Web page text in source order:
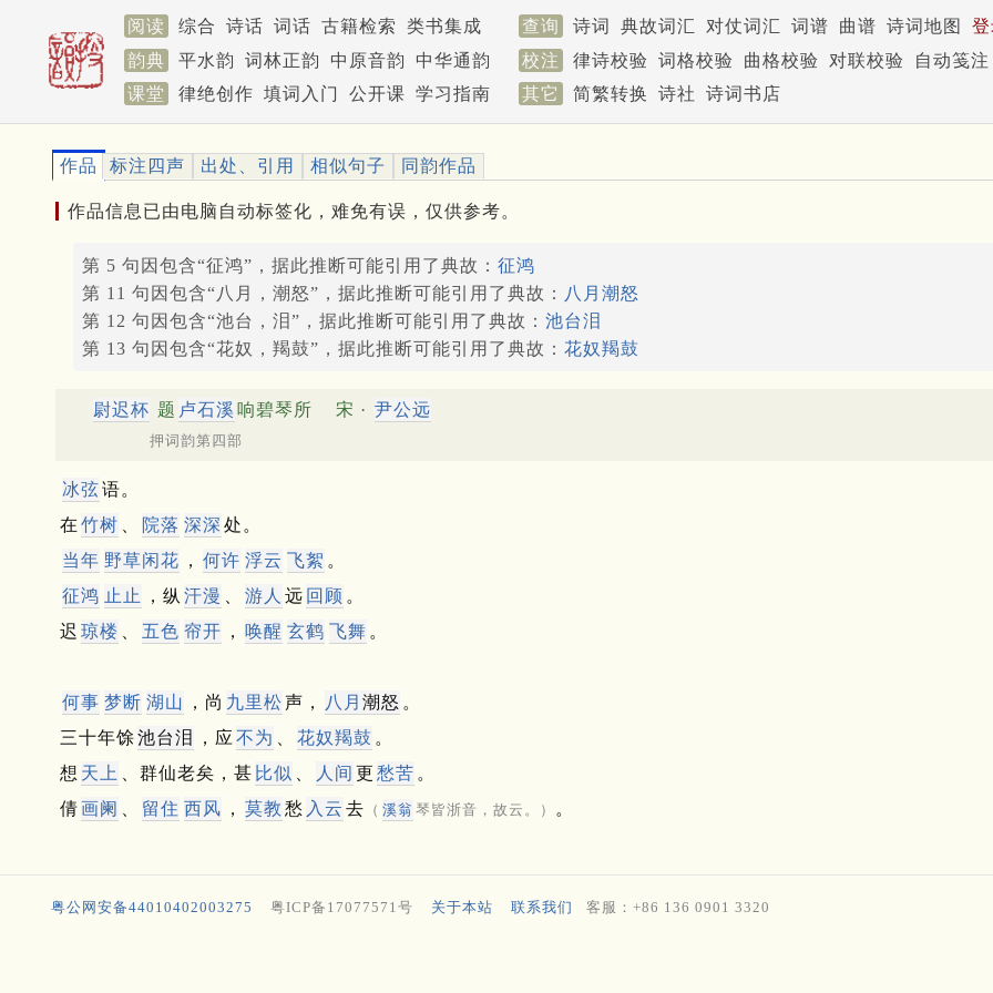
阅读 综合 诗话 词话 古籍检索 类书集成 查询 诗词 典故词汇 对仗词汇 词谱 曲谱 诗词地图
韵典
平水韵 词林正韵 中原音韵 中华通韵 校注 律诗校验 词格校验 曲格校验 对联校验
自动笺注
课堂
律绝创作 填词入门 公开课 学习指南 其它 简繁转换 诗社 诗词书店
作品 标注四声 出处、引用 相似句子 同韵作品
作品信息已由电脑自动标签化，难免有误，仅供参考。
第 5 句因包含“征鸿”，据此推断可能引用了典故： 征鸿
第 11 句因包含“八月，潮怒”，据此推断可能引用了典故： 八月潮怒
第 12 句因包含“池台，泪”，据此推断可能引用了典故： 池台泪
第 13 句因包含“花奴，羯鼓”，据此推断可能引用了典故： 花奴羯鼓
尉迟杯 题 卢石溪 响碧琴所 宋 · 尹公远
押词韵第四部
冰弦语。
在 竹树 院落 深深 处。
当年 野草闲花 ， 何许 浮云 飞絮 。
征鸿 止止 ，纵 汗漫 游人 远 回顾 。
迟 琼楼 五色 帘开 ， 唤醒 玄鹤 飞舞 。
何事 梦断 湖山 ，尚 九里松声， 八月 潮怒 。
三十年馀池台泪 ，应 不为 花奴羯鼓 。
想 天上 、群仙老矣，甚 比似 人间 更 愁苦 。
倩画阑 留住 西风 ， 莫教 愁 入云 去 （ 溪翁 琴皆浙音，故云。） 。
粤公网安备44010402003275 粤ICP备17077571号 关于本站 联系我们 客服：+86 136 0901 3320